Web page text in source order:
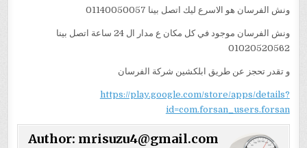
ونش الفرسان هو الاسرع ليك اتصل بينا 01140050057
ونش الفرسان موجود في كل مكان ع مدار ال 24 ساعة اتصل بينا
01020520562
و تقدر تحجز عن طريق ابلكشين شركة الفرسان
https://play.google.com/store/apps/details?
id=com.forsan_users.forsan
Author: mrisuzu4@gmail.com